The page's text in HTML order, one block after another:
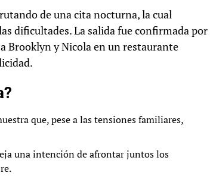
de una cita nocturna, la cual
dificultades. La salida fue confirmada por
Brooklyn y Nicola en un restaurante
que, pese a las tensiones familiares,
una intención de afrontar juntos los